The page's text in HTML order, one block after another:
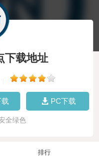
下载地址
PC下载
全绿色
排行